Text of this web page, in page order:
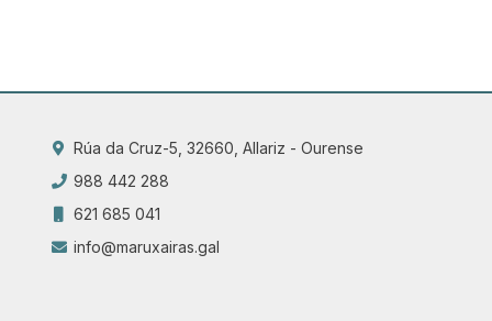
Rúa da Cruz-5, 32660, Allariz - Ourense
988 442 288
621 685 041
info@maruxairas.gal